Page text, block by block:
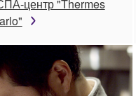
центр "Thermes